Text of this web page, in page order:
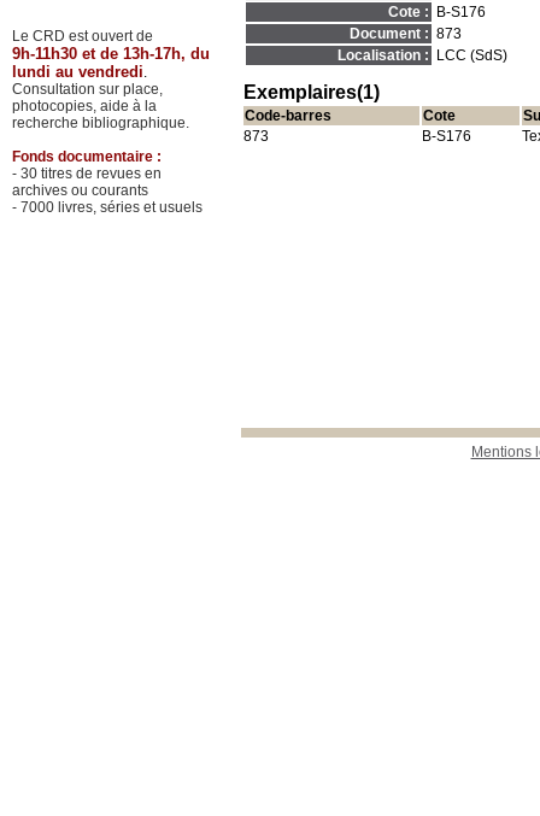
Cote :
B-S176
Document : 873
Localisation :
LCC (SdS)
Exemplaires(1)
Code-barres Cote
873
B-S176
Mentions
Le CRD est ouvert de
9h-11h30 et de 13h-17h, du
lundi au vendredi.
Consultation sur place,
photocopies, aide à la
recherche bibliographique.
Fonds documentaire :
- 30 titres de revues en
archives ou courants
- 7000 livres, séries et usuels